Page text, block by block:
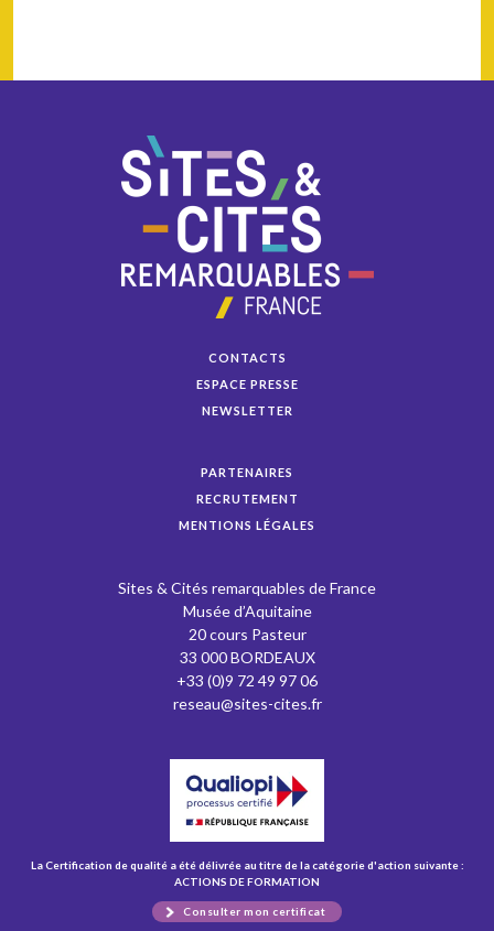
CONTACTS
ESPACE PRESSE
NEWSLETTER
PARTENAIRES
RECRUTEMENT
MENTIONS LÉGALES
Sites & Cités remarquables de France
Musée d’Aquitaine
20 cours Pasteur
33 000 BORDEAUX
+33 (0)9 72 49 97 06
reseau@sites-cites.fr
La Certification de qualité a été délivrée au titre de la catégorie d'action suivante :
ACTIONS DE FORMATION
Consulter mon certificat